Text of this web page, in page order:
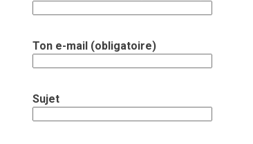
Ton e-mail (obligatoire)
Sujet